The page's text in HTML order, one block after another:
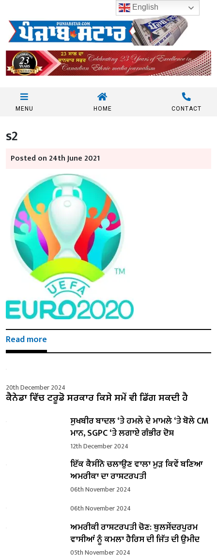
MENU HOME CONTACT
s2
Posted on 24th June 2021
Read more
20th December 2024
ਕੈਨੇਡਾ ਵਿੱਚ ਟਰੂਡੋ ਸਰਕਾਰ ਕਿਸੇ ਸਮੇਂ ਵੀ ਡਿੱਗ ਸਕਦੀ ਹੈ
ਸੁਖਬੀਰ ਬਾਦਲ ‘ਤੇ ਹਮਲੇ ਦੇ ਮਾਮਲੇ ‘ਤੇ ਬੋਲੇ ​​CM
ਮਾਨ, SGPC ‘ਤੇ ਲਗਾਏ ਗੰਭੀਰ ਦੋਸ਼
12th December 2024
ਇੱਕ ਕੈਸੀਨੋ ਚਲਾਉਣ ਵਾਲਾ ਮੁੜ ਕਿਵੇਂ ਬਣਿਆ
ਅਮਰੀਕਾ ਦਾ ਰਾਸ਼ਟਰਪਤੀ
06th November 2024
06th November 2024
ਅਮਰੀਕੀ ਰਾਸ਼ਟਰਪਤੀ ਚੋਣ: ਥੁਲਸੇਂਦਰਪੁਰਮ
ਵਾਸੀਆਂ ਨੂੰ ਕਮਲਾ ਹੈਰਿਸ ਦੀ ਜਿੱਤ ਦੀ ਉਮੀਦ
05th November 2024
English